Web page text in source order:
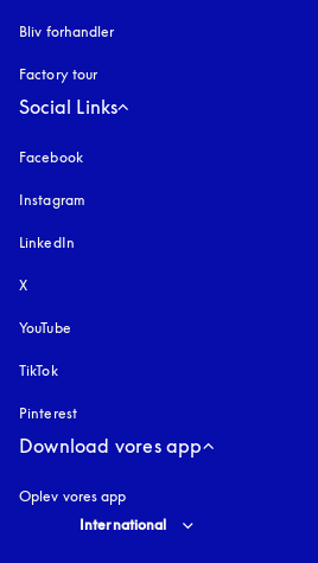
Bliv forhandler
Factory tour
Social Links
Facebook
Instagram
LinkedIn
X
YouTube
TikTok
Pinterest
Download vores app
Oplev vores app
Select country and language
International